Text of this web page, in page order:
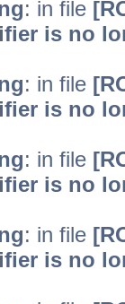
: in file
is no
: in file
is no
: in file
is no
: in file
is no